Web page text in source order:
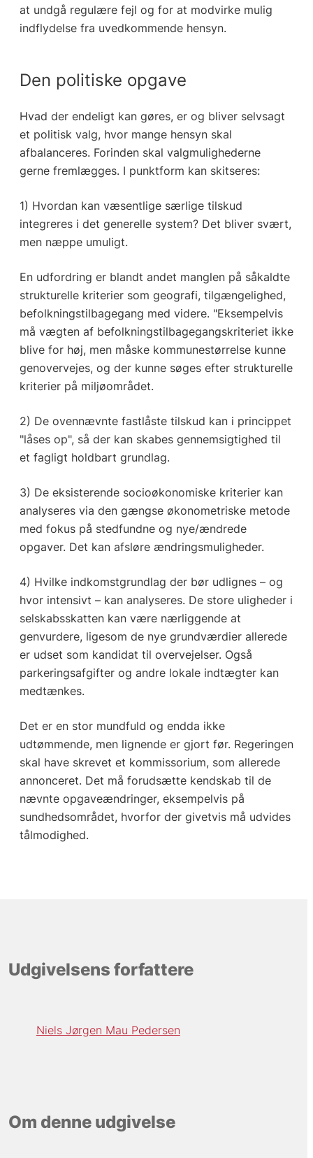
at undgå regulære fejl og for at modvirke mulig
indflydelse fra uvedkommende hensyn.
Den politiske opgave
Hvad der endeligt kan gøres, er og bliver selvsagt
et politisk valg, hvor mange hensyn skal
afbalanceres. Forinden skal valgmulighederne
gerne fremlægges. I punktform kan skitseres:
1) Hvordan kan væsentlige særlige tilskud
integreres i det generelle system? Det bliver svært,
men næppe umuligt.
En udfordring er blandt andet manglen på såkaldte
strukturelle kriterier som geografi, tilgængelighed,
befolkningstilbagegang med videre. "Eksempelvis
må vægten af befolkningstilbagegangskriteriet ikke
blive for høj, men måske kommunestørrelse kunne
genovervejes, og der kunne søges efter strukturelle
kriterier på miljøområdet.
2) De ovennævnte fastlåste tilskud kan i princippet
"låses op", så der kan skabes gennemsigtighed til
et fagligt holdbart grundlag.
3) De eksisterende socioøkonomiske kriterier kan
analyseres via den gængse økonometriske metode
med fokus på stedfundne og nye/ændrede
opgaver. Det kan afsløre ændringsmuligheder.
4) Hvilke indkomstgrundlag der bør udlignes – og
hvor intensivt – kan analyseres. De store uligheder i
selskabsskatten kan være nærliggende at
genvurdere, ligesom de nye grundværdier allerede
er udset som kandidat til overvejelser. Også
parkeringsafgifter og andre lokale indtægter kan
medtænkes.
Det er en stor mundfuld og endda ikke
udtømmende, men lignende er gjort før. Regeringen
skal have skrevet et kommissorium, som allerede
annonceret. Det må forudsætte kendskab til de
nævnte opgaveændringer, eksempelvis på
sundhedsområdet, hvorfor der givetvis må udvides
tålmodighed.
Udgivelsens forfattere
Niels Jørgen Mau Pedersen
Om denne udgivelse